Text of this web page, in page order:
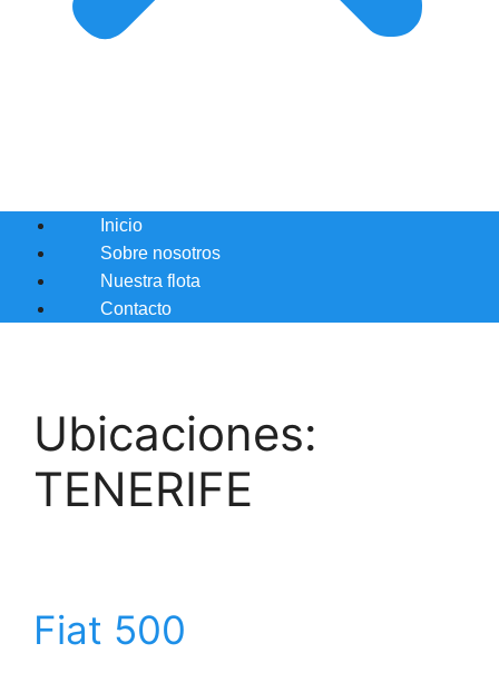
Inicio
Sobre nosotros
Nuestra flota
Contacto
Ubicaciones:
TENERIFE
Fiat 500